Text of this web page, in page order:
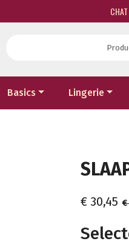
Basics Lingerie
€ 30,45 €